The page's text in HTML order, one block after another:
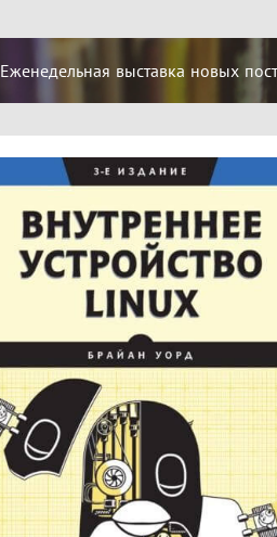
Еженедельная выставка новых